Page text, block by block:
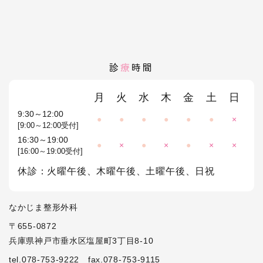
診 療 時間
月 火 水 木 金 土 日
9:30～12:00
[9:00～12:00受付]
● ● ● ● ● ● ×
16:30～19:00
[16:00～19:00受付]
● × ● × ● × ×
休診：火曜午後、木曜午後、土曜午後、日祝
なかじま整形外科
〒655-0872
兵庫県神戸市垂水区塩屋町3丁目8-10
tel.078-753-9222
fax.078-753-9115